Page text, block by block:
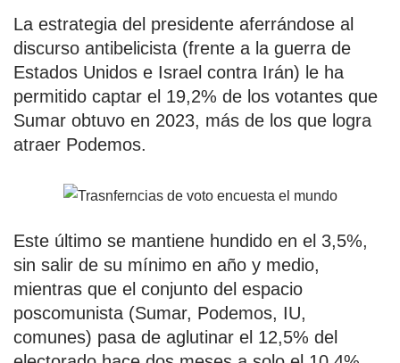
La estrategia del presidente aferrándose al
discurso antibelicista (frente a la guerra de
Estados Unidos e Israel contra Irán) le ha
permitido captar el 19,2% de los votantes que
Sumar obtuvo en 2023, más de los que logra
atraer Podemos.
Este último se mantiene hundido en el 3,5%,
sin salir de su mínimo en año y medio,
mientras que el conjunto del espacio
poscomunista (Sumar, Podemos, IU,
comunes) pasa de aglutinar el 12,5% del